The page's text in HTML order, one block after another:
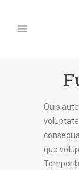
Quis
quo